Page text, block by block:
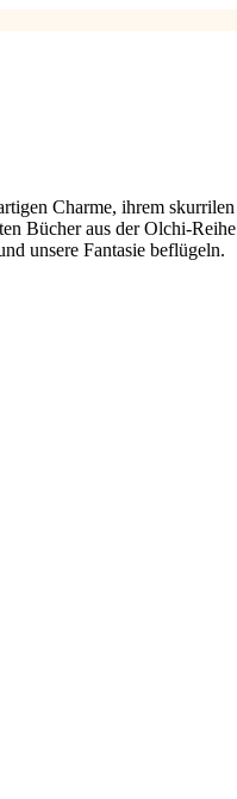
Charme, ihrem
Bücher aus der Olchi-
unsere Fantasie beflügeln.